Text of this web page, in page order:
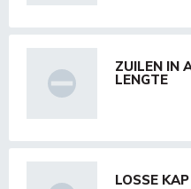
ZUILEN IN
LENGTE
LOSSE